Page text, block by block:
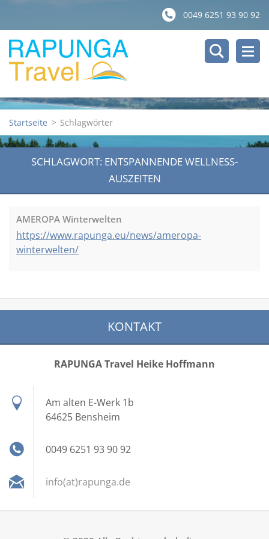
0049 6251 93 90 92
Startseite > Schlagwörter
SCHLAGWORT: ENTSPANNENDE WELLNESS-
AUSZEITEN
AMEROPA Winterwelten
https://www.rapunga.eu/news/ameropa-
winterwelten/
KONTAKT
RAPUNGA Travel Heike Hoffmann
Am alten E-Werk 1b
64625 Bensheim
0049 6251 93 90 92
info(at)rapunga.de